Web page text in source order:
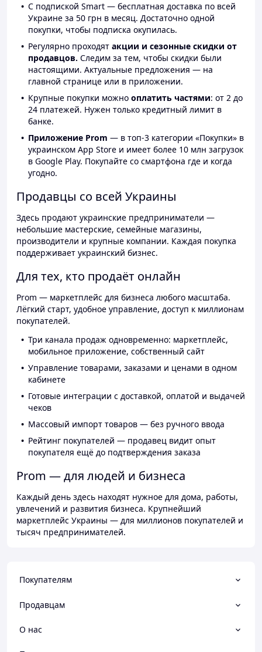
С подпиской Smart — бесплатная доставка по всей
Украине за 50 грн в месяц. Достаточно одной
покупки, чтобы подписка окупилась.
Регулярно проходят акции и сезонные скидки от
продавцов. Следим за тем, чтобы скидки были
настоящими. Актуальные предложения — на
главной странице или в приложении.
Крупные покупки можно оплатить частями: от 2 до
24 платежей. Нужен только кредитный лимит в
банке.
Приложение Prom — в топ-3 категории «Покупки» в
украинском App Store и имеет более 10 млн загрузок
в Google Play. Покупайте со смартфона где и когда
угодно.
Продавцы со всей Украины
Здесь продают украинские предприниматели —
небольшие мастерские, семейные магазины,
производители и крупные компании. Каждая покупка
поддерживает украинский бизнес.
Для тех, кто продаёт онлайн
Prom — маркетплейс для бизнеса любого масштаба.
Лёгкий старт, удобное управление, доступ к миллионам
покупателей.
Три канала продаж одновременно: маркетплейс,
мобильное приложение, собственный сайт
Управление товарами, заказами и ценами в одном
кабинете
Готовые интеграции с доставкой, оплатой и выдачей
чеков
Массовый импорт товаров — без ручного ввода
Рейтинг покупателей — продавец видит опыт
покупателя ещё до подтверждения заказа
Prom — для людей и бизнеса
Каждый день здесь находят нужное для дома, работы,
увлечений и развития бизнеса. Крупнейший
маркетплейс Украины — для миллионов покупателей и
тысяч предпринимателей.
Покупателям
Продавцам
О нас